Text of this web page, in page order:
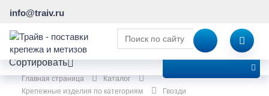
info@traiv.ru
Главная страница
Каталог
Крепежные изделия по категориям
Гвозди
Сортировать